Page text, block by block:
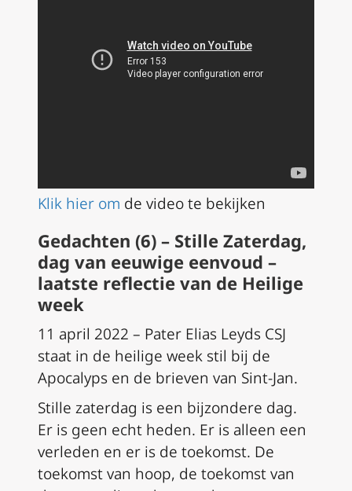
Klik hier om de video te bekijken
Gedachten (6) – Stille Zaterdag,
dag van eeuwige eenvoud –
laatste reflectie van de Heilige
week
11 april 2022 – Pater Elias Leyds CSJ ​​
staat in de heilige week stil bij de
Apocalyps en de brieven van Sint-Jan.
Stille zaterdag is een bijzondere dag.
Er is geen echt heden. Er is alleen een
verleden en er is de toekomst. De
toekomst van hoop, de toekomst van